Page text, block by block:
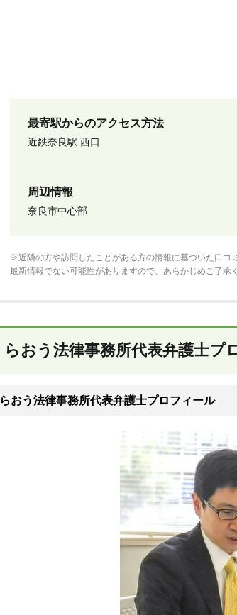
最寄駅からのアクセス方法
近鉄奈良駅 西口
周辺情報
奈良市中心部
※近隣の方や訪問したことがある方の情報に基づいた口コミ
最新情報でない可能性がありますので、あらかじめご了承
らおう法律事務所代表弁護士プ
らおう法律事務所代表弁護士プロフィール